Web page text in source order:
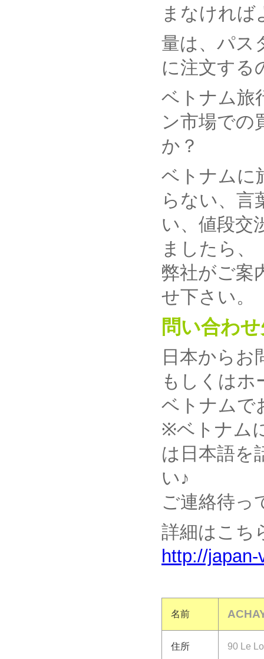
まなければ
量は、パス
に注文する
ベトナム旅
ン市場での
か？
ベトナムに
らない、言
い、値段交
ましたら、
弊社がご案
せ下さい。
問い合わ
日本から
もしくはホ
ベトナムで
※ベトナム
は日本語を
い♪
ご連絡待っ
詳細はこち
http://
名前
住所 90 Le